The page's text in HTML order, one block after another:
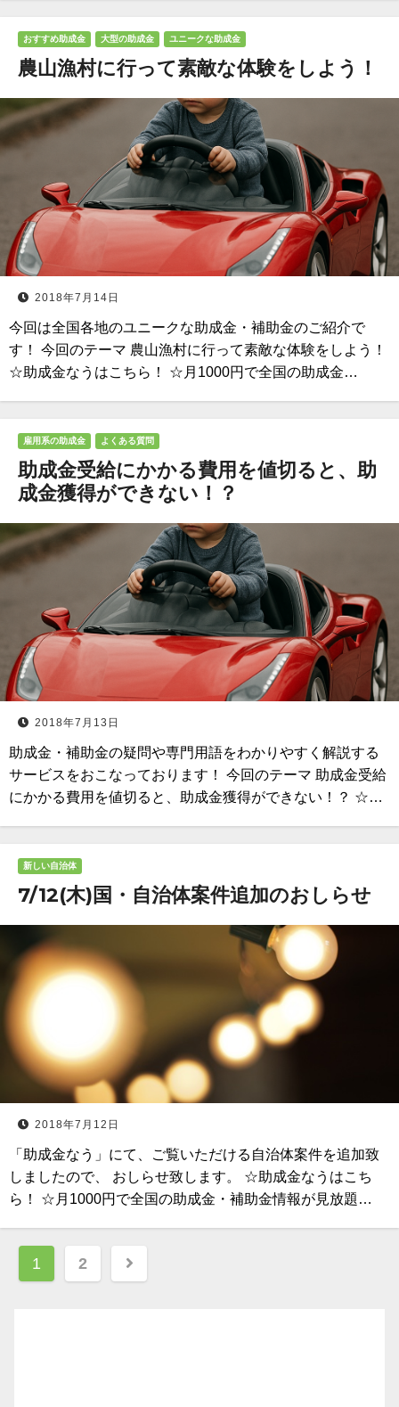
おすすめ助成金 大型の助成金 ユニークな助成金
農山漁村に行って素敵な体験をしよう！
2018年7月14日
今回は全国各地のユニークな助成金・補助金のご紹介で
す！ 今回のテーマ 農山漁村に行って素敵な体験をしよう！
☆助成金なうはこちら！ ☆月1000円で全国の助成金…
雇用系の助成金 よくある質問
助成金受給にかかる費用を値切ると、助
成金獲得ができない！？
2018年7月13日
助成金・補助金の疑問や専門用語をわかりやすく解説する
サービスをおこなっております！ 今回のテーマ 助成金受給
にかかる費用を値切ると、助成金獲得ができない！？ ☆…
新しい自治体
7/12(木)国・自治体案件追加のおしらせ
2018年7月12日
「助成金なう」にて、ご覧いただける自治体案件を追加致
しましたので、 おしらせ致します。 ☆助成金なうはこち
ら！ ☆月1000円で全国の助成金・補助金情報が見放題…
投
稿
1 2